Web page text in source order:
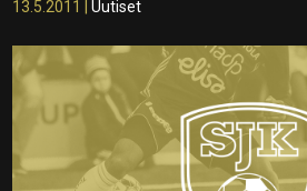
13.5.2011 |Uutiset